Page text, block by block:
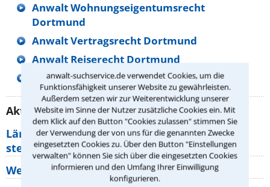
anwalt-suchservice.de verwendet Cookies, um die
Funktionsfähigkeit unserer Website zu gewährleisten.
Außerdem setzen wir zur Weiterentwicklung unserer
Website im Sinne der Nutzer zusätzliche Cookies ein. Mit
dem Klick auf den Button "Cookies zulassen" stimmen Sie
der Verwendung der von uns für die genannten Zwecke
eingesetzten Cookies zu. Über den Button "Einstellungen
verwalten" können Sie sich über die eingesetzten Cookies
informieren und den Umfang Ihrer Einwilligung
konfigurieren.
Anwalt Wohnungseigentumsrecht
Dortmund
Anwalt Vertragsrecht Dortmund
Anwalt Reiserecht Dortmund
Anwalt Strafrecht Dortmund
Aktuelle Rechtstipps unserer Redaktion
Lärm von den Nachbarn: Welche Rechte
stehen mir zu?
Wer muss Zweitwohnungssteuer zahlen?